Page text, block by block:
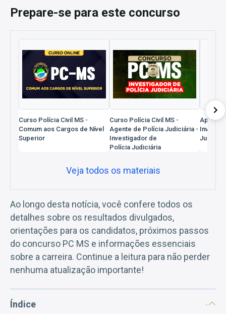
Prepare-se para este concurso
Curso Polícia Civil MS -
Comum aos Cargos de Nível
Superior
Curso Polícia Civil MS -
Agente de Polícia Judiciária -
Investigador de
Polícia Judiciária
Apostila
Veja todos os materiais
Ao longo desta notícia, você confere todos os
detalhes sobre os resultados divulgados,
orientações para os candidatos, próximos passos
do concurso PC MS e informações essenciais
sobre a carreira. Continue a leitura para não perder
nenhuma atualização importante!
Índice